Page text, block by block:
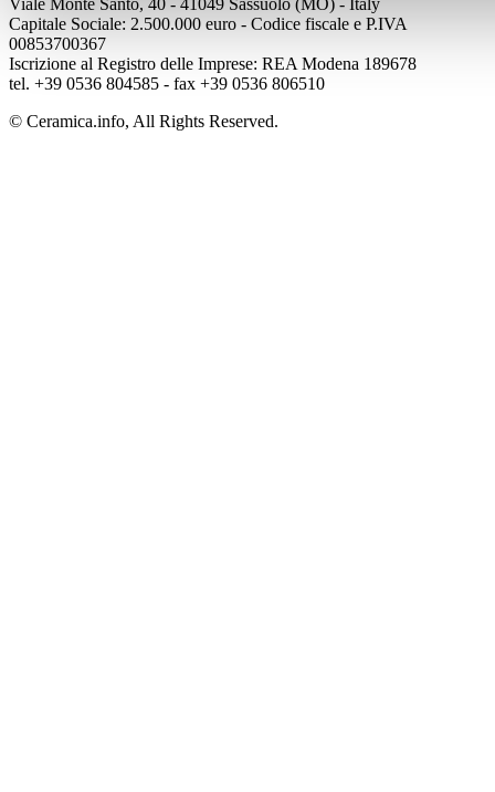
Capitale Sociale: 2.500.000 euro - Codice fiscale e P.IVA
00853700367
Iscrizione al Registro delle Imprese: REA Modena 189678
tel. +39 0536 804585 - fax +39 0536 806510
© Ceramica.info, All Rights Reserved.